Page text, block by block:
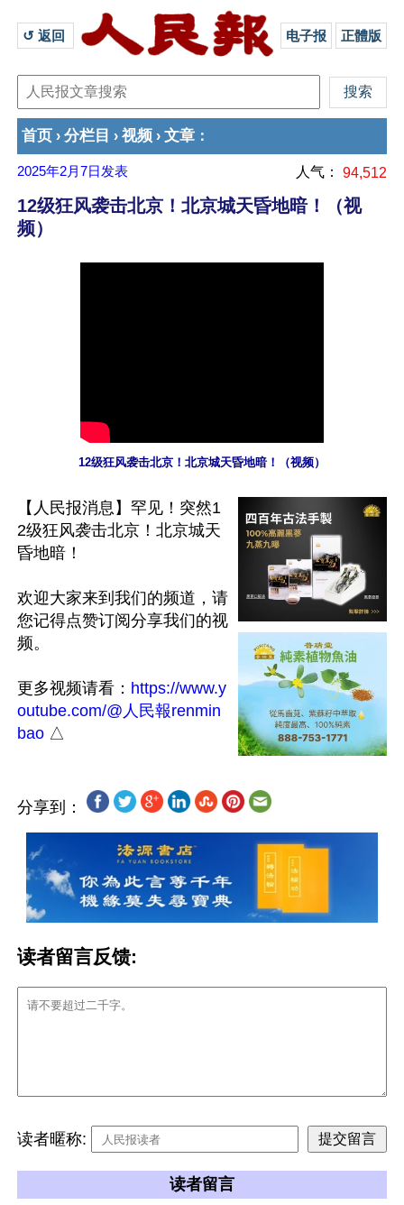
↺ 返回 电子报 正體版
首页 › 分栏目 › 视频 › 文章 ：
2025年2月7日 发表 人气： 94,512
12级狂风袭击北京！北京城天昏地暗！（视
频）
12级狂风袭击北京！北京城天昏地暗！（视频）
【人民报消息】罕见！突然1
2级狂风袭击北京！北京城天
昏地暗！
欢迎大家来到我们的频道，请
您记得点赞订阅分享我们的视
频。
更多视频请看： https://www.y
outube.com/@人民報renmin
bao
分享到：
读者留言反馈:
读者暱称:
读者留言